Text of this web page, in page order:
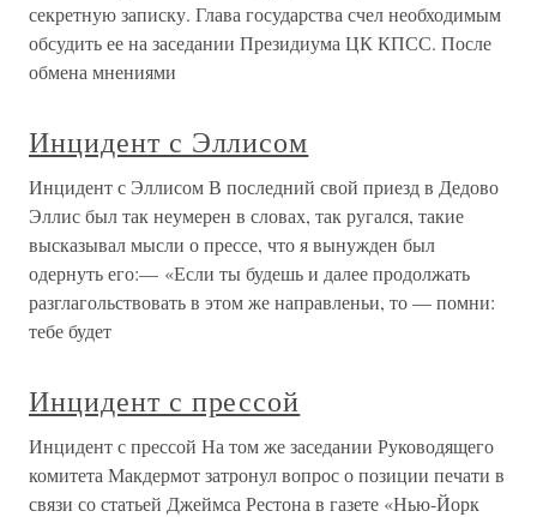
секретную записку. Глава государства счел необходимым
обсудить ее на заседании Президиума ЦК КПСС. После
обмена мнениями
Инцидент с Эллисом
Инцидент с Эллисом В последний свой приезд в Дедово
Эллис был так неумерен в словах, так ругался, такие
высказывал мысли о прессе, что я вынужден был
одернуть его:— «Если ты будешь и далее продолжать
разглагольствовать в этом же направленьи, то — помни:
тебе будет
Инцидент с прессой
Инцидент с прессой На том же заседании Руководящего
комитета Макдермот затронул вопрос о позиции печати в
связи со статьей Джеймса Рестона в газете «Нью-Йорк